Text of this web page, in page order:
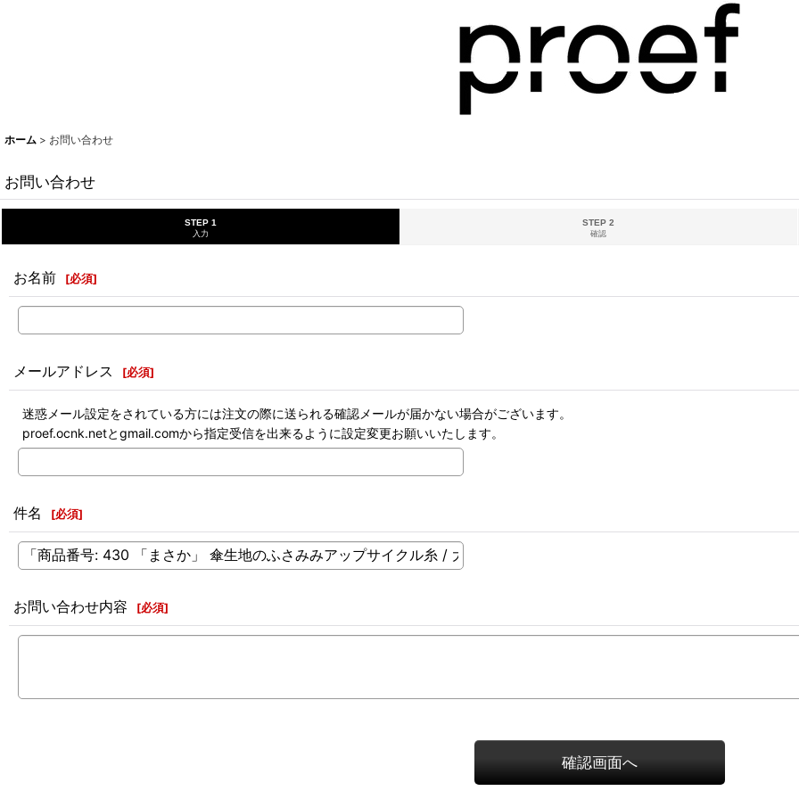
ホーム > お問い合わせ
お問い合わせ
STEP 1
入力
STEP 2
確認
お名前 [必須]
メールアドレス [必須]
迷惑メール設定をされている方には注文の際に送られる確認メールが届かない場合がございます。
proef.ocnk.netとgmail.comから指定受信を出来るように設定変更お願いいたします。
件名 [必須]
お問い合わせ内容 [必須]
確認画面へ